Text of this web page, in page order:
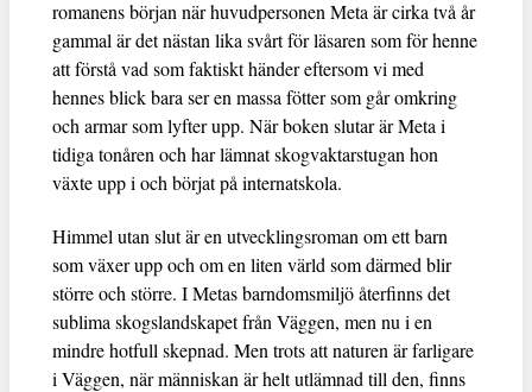
romanens början när huvudpersonen Meta är cirka två år
gammal är det nästan lika svårt för läsaren som för henne
att förstå vad som faktiskt händer eftersom vi med
hennes blick bara ser en massa fötter som går omkring
och armar som lyfter upp. När boken slutar är Meta i
tidiga tonåren och har lämnat skogvaktarstugan hon
växte upp i och börjat på internatskola.
Himmel utan slut är en utvecklingsroman om ett barn
som växer upp och om en liten värld som därmed blir
större och större. I Metas barndomsmiljö återfinns det
sublima skogslandskapet från Väggen, men nu i en
mindre hotfull skepnad. Men trots att naturen är farligare
i Väggen, när människan är helt utlämnad till den, finns